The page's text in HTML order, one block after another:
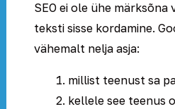
SEO ei ole ühe
teksti sisse kordamine.
vähemalt nelja asja:
millist teenust sa
kellele see teenus